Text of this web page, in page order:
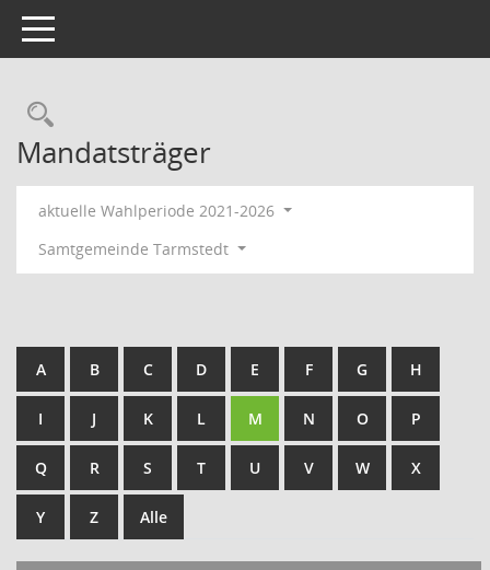
Toggle navigation
Rechercheauswahl
Mandatsträger
aktuelle Wahlperiode 2021-2026
Samtgemeinde Tarmstedt
A B C D E F G H
I J K L M N O P
Q R S T U V W X
Y Z Alle